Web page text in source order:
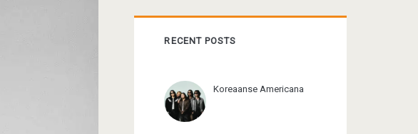
RECENT POSTS
Koreaanse Americana